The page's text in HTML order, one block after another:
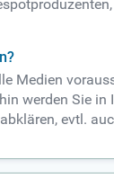
Medien
werden Sie
evtl.